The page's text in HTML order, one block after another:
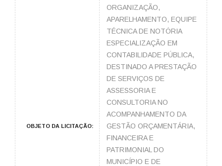
OBJETO DA LICITAÇÃO:
ORGANIZAÇÃO,
APARELHAMENTO, EQUIPE
TÉCNICA DE NOTÓRIA
ESPECIALIZAÇÃO EM
CONTABILIDADE PÚBLICA,
DESTINADO A PRESTAÇÃO
DE SERVIÇOS DE
ASSESSORIA E
CONSULTORIA NO
ACOMPANHAMENTO DA
GESTÃO ORÇAMENTÁRIA,
FINANCEIRA E
PATRIMONIAL DO
MUNICÍPIO E DE